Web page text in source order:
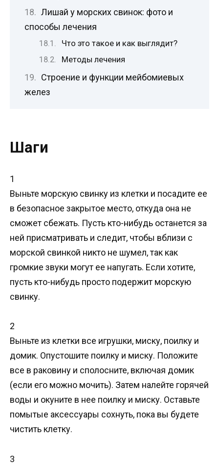
Лишай у морских свинок: фото и
способы лечения
Что это такое и как выглядит?
Методы лечения
Строение и функции мейбомиевых
желез
Шаги
1
Выньте морскую свинку из клетки и посадите ее
в безопасное закрытое место, откуда она не
сможет сбежать. Пусть кто-нибудь останется за
ней присматривать и следит, чтобы вблизи с
морской свинкой никто не шумел, так как
громкие звуки могут ее напугать. Если хотите,
пусть кто-нибудь просто подержит морскую
свинку.
2
Выньте из клетки все игрушки, миску, поилку и
домик. Опустошите поилку и миску. Положите
все в раковину и сполосните, включая домик
(если его можно мочить). Затем налейте горячей
воды и окуните в нее поилку и миску. Оставьте
помытые аксессуары сохнуть, пока вы будете
чистить клетку.
3